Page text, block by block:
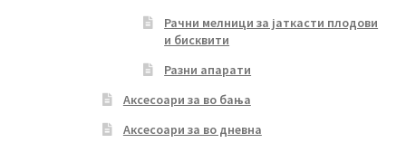
Рачни мелници за јаткасти плодови
и бисквити
Разни апарати
Аксесоари за во бања
Аксесоари за во дневна